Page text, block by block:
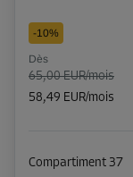
-10%
Dès
65,00 EUR/mois
58,49 EUR/mois
Compartiment 37